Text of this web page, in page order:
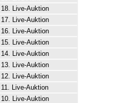
18. Live-Auktion
17. Live-Auktion
16. Live-Auktion
15. Live-Auktion
14. Live-Auktion
13. Live-Auktion
12. Live-Auktion
11. Live-Auktion
10. Live-Auktion